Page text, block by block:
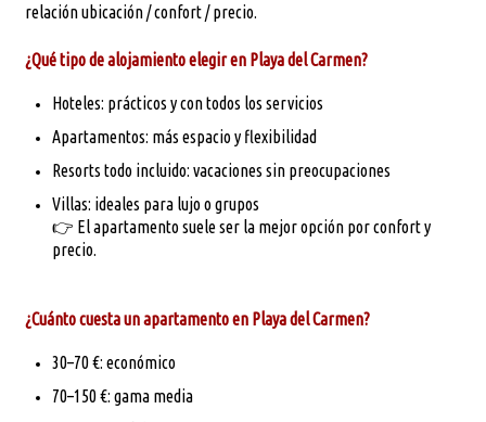
relación ubicación / confort / precio.
¿Qué tipo de alojamiento elegir en Playa del Carmen?
Hoteles: prácticos y con todos los servicios
Apartamentos: más espacio y flexibilidad
Resorts todo incluido: vacaciones sin preocupaciones
Villas: ideales para lujo o grupos
👉 El apartamento suele ser la mejor opción por confort y
precio.
¿Cuánto cuesta un apartamento en Playa del Carmen?
30–70 €: económico
70–150 €: gama media